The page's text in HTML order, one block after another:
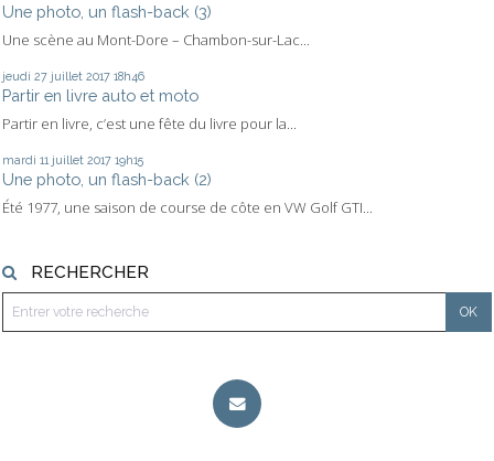
Une photo, un flash-back (3)
Une scène au Mont-Dore – Chambon-sur-Lac...
jeudi 27 juillet 2017 18h46
Partir en livre auto et moto
Partir en livre, c’est une fête du livre pour la...
mardi 11 juillet 2017 19h15
Une photo, un flash-back (2)
Été 1977, une saison de course de côte en VW Golf GTI...
RECHERCHER